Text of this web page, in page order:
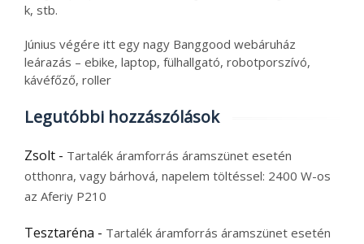
k, stb.
Június végére itt egy nagy Banggood webáruház
leárazás – ebike, laptop, fülhallgató, robotporszívó,
kávéfőző, roller
Legutóbbi hozzászólások
Zsolt - Tartalék áramforrás áramszünet esetén
otthonra, vagy bárhová, napelem töltéssel: 2400 W-os
az Aferiy P210
Tesztaréna - Tartalék áramforrás áramszünet esetén